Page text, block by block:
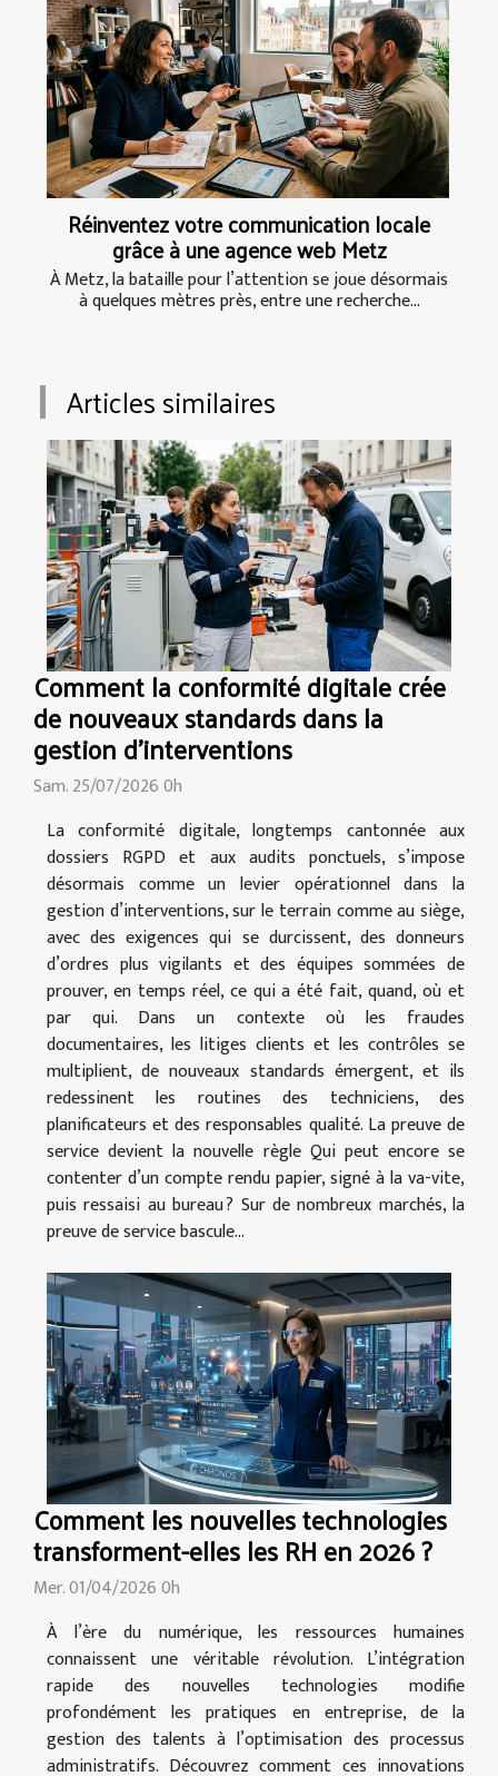
Réinventez votre communication locale
grâce à une agence web Metz
À Metz, la bataille pour l’attention se joue désormais
à quelques mètres près, entre une recherche...
Articles similaires
Comment la conformité digitale crée
de nouveaux standards dans la
gestion d’interventions
Sam. 25/07/2026 0h
La conformité digitale, longtemps cantonnée aux
dossiers RGPD et aux audits ponctuels, s’impose
désormais comme un levier opérationnel dans la
gestion d’interventions, sur le terrain comme au siège,
avec des exigences qui se durcissent, des donneurs
d’ordres plus vigilants et des équipes sommées de
prouver, en temps réel, ce qui a été fait, quand, où et
par qui. Dans un contexte où les fraudes
documentaires, les litiges clients et les contrôles se
multiplient, de nouveaux standards émergent, et ils
redessinent les routines des techniciens, des
planificateurs et des responsables qualité. La preuve de
service devient la nouvelle règle Qui peut encore se
contenter d’un compte rendu papier, signé à la va-vite,
puis ressaisi au bureau ? Sur de nombreux marchés, la
preuve de service bascule...
Comment les nouvelles technologies
transforment-elles les RH en 2026 ?
Mer. 01/04/2026 0h
À l’ère du numérique, les ressources humaines
connaissent une véritable révolution. L’intégration
rapide des nouvelles technologies modifie
profondément les pratiques en entreprise, de la
gestion des talents à l’optimisation des processus
administratifs. Découvrez comment ces innovations